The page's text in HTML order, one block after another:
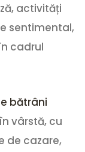
activități
sentimental,
cadrul
bătrâni
vârstă, cu
de cazare,